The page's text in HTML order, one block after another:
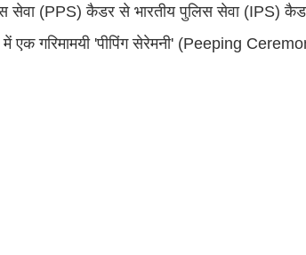
सेवा (PPS) कैडर से भारतीय पुलिस सेवा (IPS)
एक गरिमामयी 'पीपिंग सेरेमनी' (Peeping